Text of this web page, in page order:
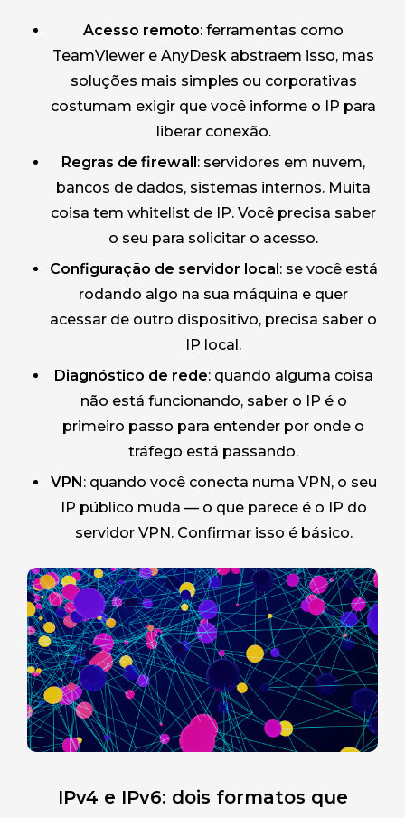
Acesso remoto: ferramentas como
TeamViewer e AnyDesk abstraem isso, mas
soluções mais simples ou corporativas
costumam exigir que você informe o IP para
liberar conexão.
Regras de firewall: servidores em nuvem,
bancos de dados, sistemas internos. Muita
coisa tem whitelist de IP. Você precisa saber
o seu para solicitar o acesso.
Configuração de servidor local: se você está
rodando algo na sua máquina e quer
acessar de outro dispositivo, precisa saber o
IP local.
Diagnóstico de rede: quando alguma coisa
não está funcionando, saber o IP é o
primeiro passo para entender por onde o
tráfego está passando.
VPN: quando você conecta numa VPN, o seu
IP público muda — o que parece é o IP do
servidor VPN. Confirmar isso é básico.
IPv4 e IPv6: dois formatos que